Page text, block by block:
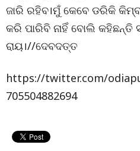
ଜାରି ରହିବ।ମୁଁ କେବେ ଡରିକି
କରି ପାରିବି ନାହିଁ ବୋଲି କହିଛନ୍ତି
ରାୟ।//ଦେବଦତ୍ତ
https://twitter.com/
705504882694